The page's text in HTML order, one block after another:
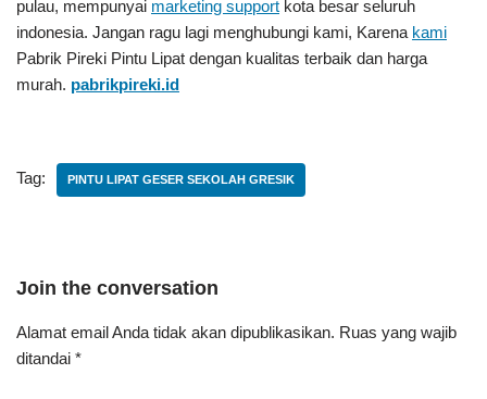
pulau, mempunyai marketing support kota besar seluruh
indonesia. Jangan ragu lagi menghubungi kami, Karena kami
Pabrik Pireki Pintu Lipat dengan kualitas terbaik dan harga
murah. pabrikpireki.id
Tag: PINTU LIPAT GESER SEKOLAH GRESIK
Join the conversation
Alamat email Anda tidak akan dipublikasikan. Ruas yang wajib
ditandai *